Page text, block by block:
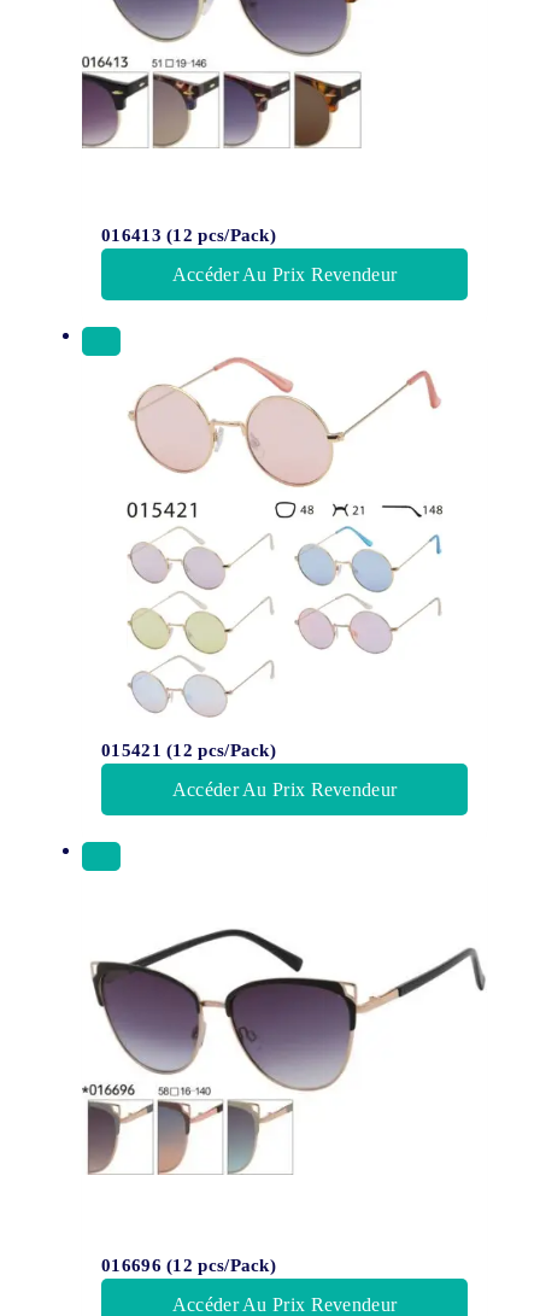
016413 (12 pcs/Pack)
Accéder Au Prix Revendeur
015421 (12 pcs/Pack)
Accéder Au Prix Revendeur
016696 (12 pcs/Pack)
Accéder Au Prix Revendeur